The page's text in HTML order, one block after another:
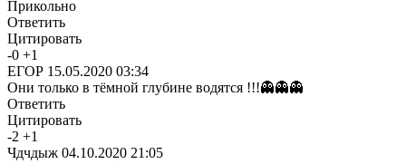
Прикольно
Ответить
Цитировать
-0 +1
ЕГОР 15.05.2020 03:34
Они только в тёмной глубине водятся !!!👻👻👻
Ответить
Цитировать
-2 +1
Чдчдыж 04.10.2020 21:05